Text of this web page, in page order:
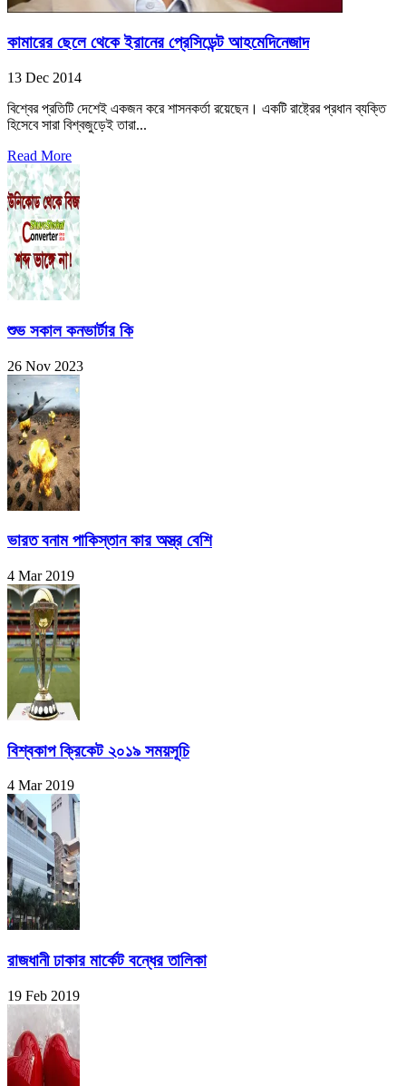
কামারের ছেলে থেকে ইরানের প্রেসিডেন্ট আহমেদিনেজাদ
13 Dec 2014
বিশ্বের প্রতিটি দেশেই একজন করে শাসনকর্তা রয়েছেন। একটি রাষ্ট্রের প্রধান ব্যক্তি
হিসেবে সারা বিশ্বজুড়েই তারা...
Read More
শুভ সকাল কনভার্টার কি
26 Nov 2023
ভারত বনাম পাকিস্তান কার অস্ত্র বেশি
4 Mar 2019
বিশ্বকাপ ক্রিকেট ২০১৯ সময়সূচি
4 Mar 2019
রাজধানী ঢাকার মার্কেট বন্ধের তালিকা
19 Feb 2019